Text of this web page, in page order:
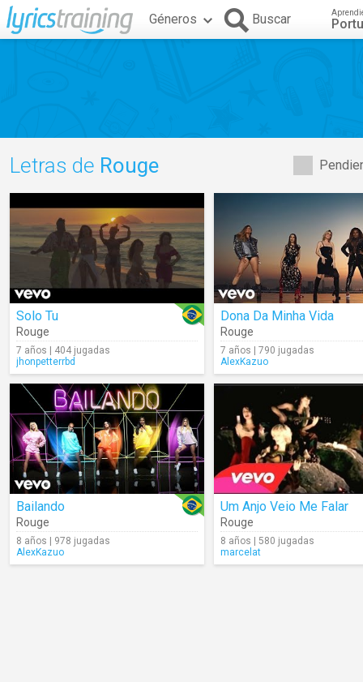
Géneros Buscar
Letras de Rouge
Solo Tu
Rouge
7 años | 404 jugadas
jhonpetterrbd
Dona Da Minha Vida
Rouge
7 años | 790 jugadas
AlexKazuo
Bailando
Rouge
8 años | 978 jugadas
AlexKazuo
Um Anjo Veio Me Falar
Rouge
8 años | 580 jugadas
marcelat